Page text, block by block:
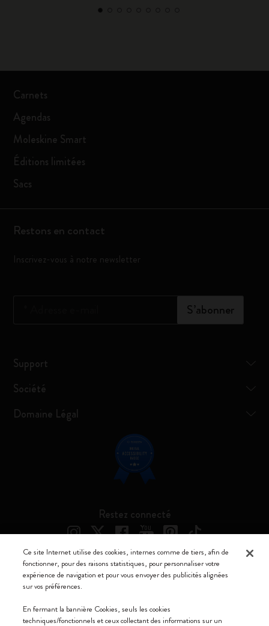
Carnets
Agendas
Moleskine Smart
Éditions limitées
Sacs
Restons en contact
Inscrivez-vous à notre newsletter
S’abonner
Support
Société
Domaine Légal
Restez connecté
Moleskine ® est une marque enregistrée de Moleskine Srl a socio unico
Italia - P. IVA / CCIAA n. 07234480965 - REA MI 1945400 - Cap.
Soc. €2.181.513,42
Ce site Internet utilise des cookies, internes comme de tiers, afin de
fonctionner, pour des raisons statistiques, pour personnaliser votre
expérience de navigation et pour vous envoyer des publicités alignées
sur vos préférences.
En fermant la bannière Cookies, seuls les cookies
techniques/fonctionnels et ceux collectant des informations sur un